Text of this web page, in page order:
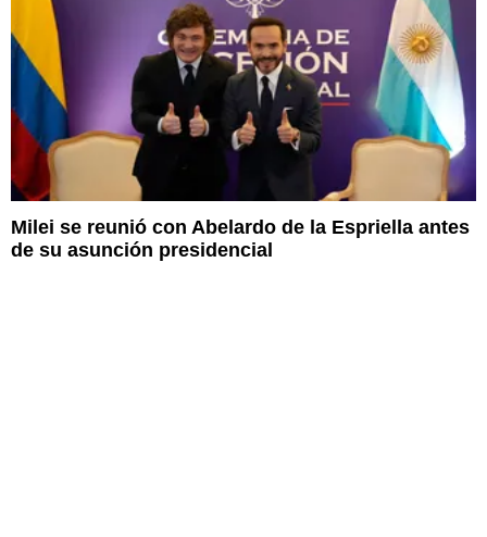
Milei se reunió con Abelardo de la Espriella antes
de su asunción presidencial